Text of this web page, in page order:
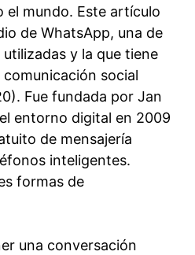
el mundo. Este artículo
de WhatsApp, una de
y la que tiene
social
Fue fundada por Jan
entorno digital en 2009
de mensajería
inteligentes.
formas de
una conversación